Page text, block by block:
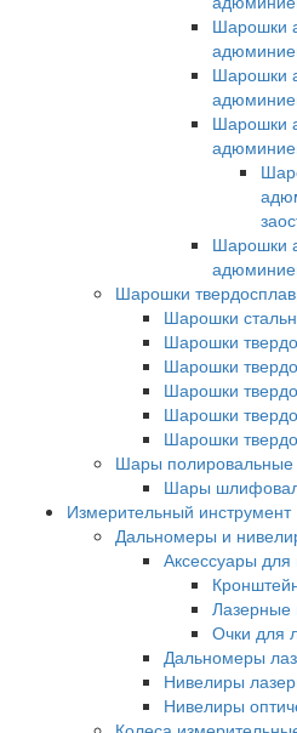
Шарошки
Шарошки
Шарошки
Шарошки
Шарошки
Шарошки
Шарошки
Шарошки
Шарошки
Шарошки
Шарошки
Шары полировальные
Шары
Измерительный инструмент
Дальномеры и
Аксессуары
Лазерные
Очки для
Дальномеры
Нивелиры
Нивелиры